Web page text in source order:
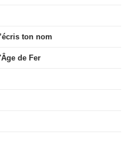
ton nom
de Fer